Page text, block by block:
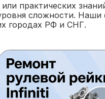
практических
сложности.
городах РФ и СНГ.